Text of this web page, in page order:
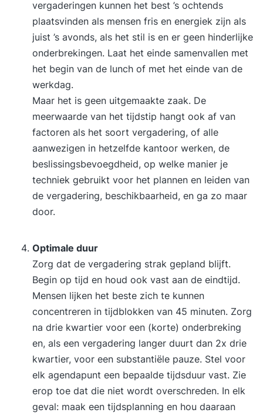
vergaderingen kunnen het best ’s ochtends
plaatsvinden als mensen fris en energiek zijn als
juist ’s avonds, als het stil is en er geen hinderlijke
onderbrekingen. Laat het einde samenvallen met
het begin van de lunch of met het einde van de
werkdag.
Maar het is geen uitgemaakte zaak. De
meerwaarde van het tijdstip hangt ook af van
factoren als het soort vergadering, of alle
aanwezigen in hetzelfde kantoor werken, de
beslissingsbevoegdheid, op welke manier je
techniek gebruikt voor het plannen en leiden van
de vergadering, beschikbaarheid, en ga zo maar
door.
Optimale duur
Zorg dat de vergadering strak gepland blijft.
Begin op tijd en houd ook vast aan de eindtijd.
Mensen lijken het beste zich te kunnen
concentreren in tijdblokken van 45 minuten. Zorg
na drie kwartier voor een (korte) onderbreking
en, als een vergadering langer duurt dan 2x drie
kwartier, voor een substantiële pauze. Stel voor
elk agendapunt een bepaalde tijdsduur vast. Zie
erop toe dat die niet wordt overschreden. In elk
geval: maak een tijdsplanning en hou daaraan